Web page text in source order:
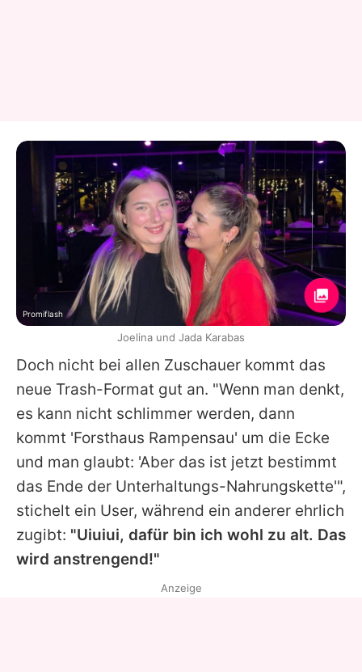
Doch nicht bei allen Zuschauer kommt das
neue Trash-Format gut an. "Wenn man denkt,
es kann nicht schlimmer werden, dann
kommt 'Forsthaus Rampensau' um die Ecke
und man glaubt: 'Aber das ist jetzt bestimmt
das Ende der Unterhaltungs-Nahrungskette'",
stichelt ein User, während ein anderer ehrlich
zugibt: "Uiuiui, dafür bin ich wohl zu alt. Das
wird anstrengend!"
Promiflash
Joelina und Jada Karabas
Anzeige